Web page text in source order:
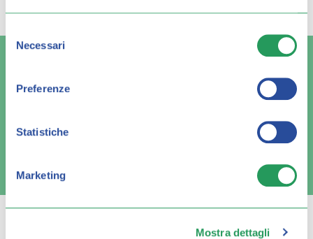
delNecessari
Preferenze
Statistiche
Marketing
Mostra dettagli